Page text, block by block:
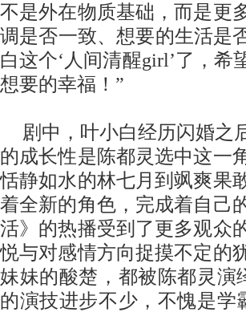
不是外在物质基础，而是更
调是否一致、想要的生活是
白这个‘人间清醒girl’了，希
想要的幸福！”
剧中，叶小白经历闪婚之
的成长性是陈都灵选中这一
恬静如水的林七月到飒爽果
着全新的角色，完成着自己
活》的热播受到了更多观众
悦与对感情方向捉摸不定的
妹妹的酸楚，都被陈都灵演
的演技进步不少，不愧是学